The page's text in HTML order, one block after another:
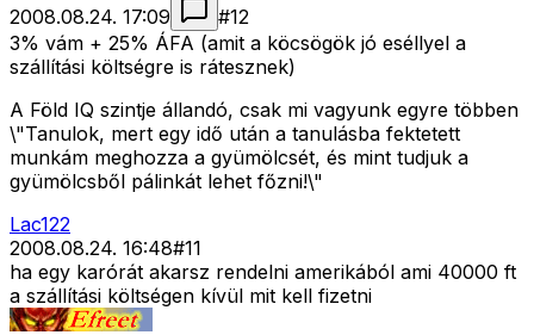
2008.08.24. 17:09 #12
3% vám + 25% ÁFA (amit a köcsögök jó eséllyel a
szállítási költségre is rátesznek)
A Föld IQ szintje állandó, csak mi vagyunk egyre többen
\"Tanulok, mert egy idő után a tanulásba fektetett
munkám meghozza a gyümölcsét, és mint tudjuk a
gyümölcsből pálinkát lehet főzni!\"
Lac122
2008.08.24. 16:48#11
ha egy karórát akarsz rendelni amerikából ami 40000 ft
a szállítási költségen kívül mit kell fizetni